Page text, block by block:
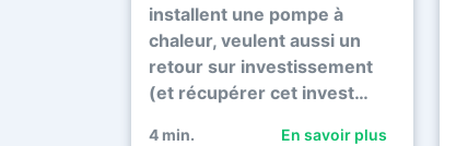
installent une pompe à
chaleur, veulent aussi un
retour sur investissement
(et récupérer cet invest…
4 min. En savoir plus